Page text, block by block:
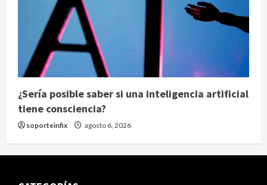
¿Sería posible saber si una inteligencia artificial
tiene consciencia?
soporteinfix agosto 6, 2026